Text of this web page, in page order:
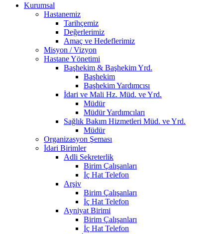
Kurumsal
Hastanemiz
Tarihçemiz
Değerlerimiz
Amaç ve Hedeflerimiz
Misyon / Vizyon
Hastane Yönetimi
Başhekim & Başhekim Yrd.
Başhekim
Başhekim Yardımcısı
İdari ve Mali Hz. Müd. ve Yrd.
Müdür
Müdür Yardımcıları
Sağlık Bakım Hizmetleri Müd. ve Yrd.
Müdür
Organizasyon Şeması
İdari Birimler
Adli Sekreterlik
Birim Çalışanları
İç Hat Telefon
Arşiv
Birim Çalışanları
İç Hat Telefon
Ayniyat Birimi
Birim Çalışanları
İç Hat Telefon